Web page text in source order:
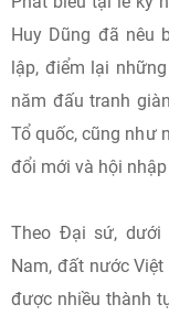
Huy Dũng đã nêu
lập, điểm lại
năm đấu tranh
Tổ quốc, cũng như
đổi mới và hội
Theo Đại sứ, dưới
Nam, đất nước
được nhiều thành